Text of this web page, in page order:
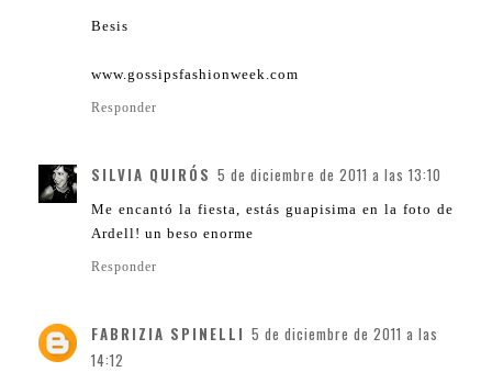
Besis
www.gossipsfashionweek.com
Responder
SILVIA QUIRÓS 5 de diciembre de 2011 a las 13:10
Me encantó la fiesta, estás guapisima en la foto de
Ardell! un beso enorme
Responder
FABRIZIA SPINELLI 5 de diciembre de 2011 a las
14:12